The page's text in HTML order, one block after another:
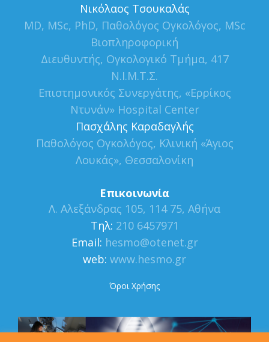
Νικόλαος Τσουκαλάς
MD, MSc, PhD, Παθολόγος Ογκολόγος, MSc
Βιοπληροφορική
Διευθυντής, Ογκολογικό Τμήμα, 417
Ν.Ι.Μ.Τ.Σ.
Επιστημονικός Συνεργάτης, «Ερρίκος
Ντυνάν» Hospital Center
Πασχάλης Καραδαγλής
Παθολόγος Ογκολόγος, Κλινική «Άγιος
Λουκάς», Θεσσαλονίκη
Επικοινωνία
Λ. Αλεξάνδρας 105, 114 75, Αθήνα
Τηλ: 210 6457971
Εmail: hesmo@otenet.gr
web: www.hesmo.gr
Όροι Χρήσης